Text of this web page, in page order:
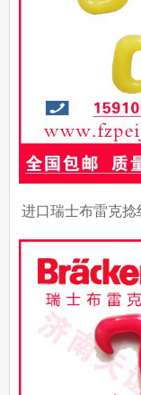
进口瑞士布雷克捻